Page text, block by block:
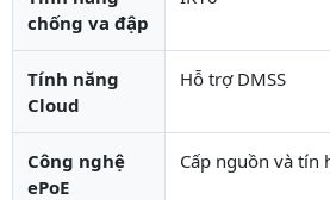
chống va đập
Tính năng
Cloud
Hỗ trợ DMSS
Công nghệ
ePoE
Cấp nguồn và tín